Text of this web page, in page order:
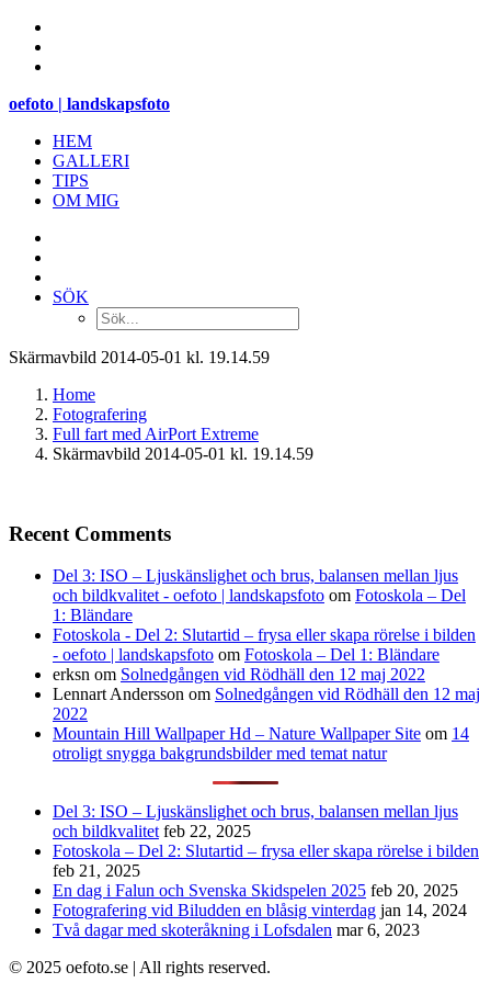
oefoto | landskapsfoto
HEM
GALLERI
TIPS
OM MIG
SÖK
Skärmavbild 2014-05-01 kl. 19.14.59
Home
Fotografering
Full fart med AirPort Extreme
Skärmavbild 2014-05-01 kl. 19.14.59
Recent Comments
Del 3: ISO – Ljuskänslighet och brus, balansen mellan ljus
och bildkvalitet - oefoto | landskapsfoto om Fotoskola – Del
1: Bländare
Fotoskola - Del 2: Slutartid – frysa eller skapa rörelse i bilden
- oefoto | landskapsfoto om Fotoskola – Del 1: Bländare
erksn om Solnedgången vid Rödhäll den 12 maj 2022
Lennart Andersson om Solnedgången vid Rödhäll den 12 maj
2022
Mountain Hill Wallpaper Hd – Nature Wallpaper Site om 14
otroligt snygga bakgrundsbilder med temat natur
Del 3: ISO – Ljuskänslighet och brus, balansen mellan ljus
och bildkvalitet feb 22, 2025
Fotoskola – Del 2: Slutartid – frysa eller skapa rörelse i bilden
feb 21, 2025
En dag i Falun och Svenska Skidspelen 2025 feb 20, 2025
Fotografering vid Biludden en blåsig vinterdag jan 14, 2024
Två dagar med skoteråkning i Lofsdalen mar 6, 2023
© 2025 oefoto.se | All rights reserved.